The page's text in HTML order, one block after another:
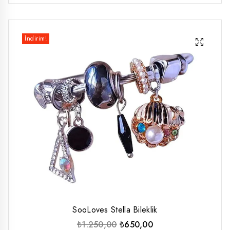
İndirim!
SooLoves Stella Bileklik
₺1.250,00 Orijinal
₺650,00Şu